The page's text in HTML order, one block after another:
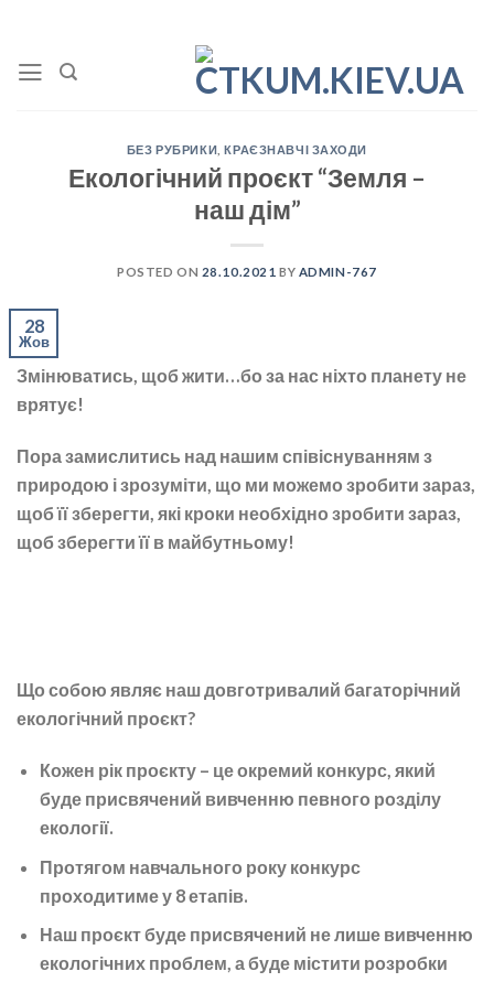
content
БЕЗ РУБРИКИ ,КРАЄЗНАВЧІ ЗАХОДИ
Екологічний проєкт “Земля –
наш дім”
POSTED ON 28.10.2021 BY ADMIN-767
28
Жов
Змінюватись, щоб жити…бо за нас ніхто планету не
врятує!
Пора замислитись над нашим співіснуванням з
природою і зрозуміти, що ми можемо зробити зараз,
щоб її зберегти, які кроки необхідно зробити зараз,
щоб зберегти її в майбутньому!
Що собою являє наш довготривалий багаторічний
екологічний проєкт?
Кожен рік проєкту – це окремий конкурс, який
буде присвячений вивченню певного розділу
екології.
Протягом навчального року конкурс
проходитиме у 8 етапів.
Наш проєкт буде присвячений не лише вивченню
екологічних проблем, а буде містити розробки